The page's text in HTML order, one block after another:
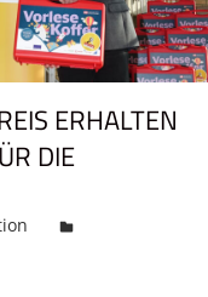
ERHALTEN
DIE